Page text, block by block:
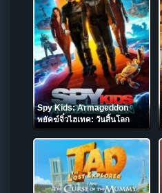
Spy Kids: Armageddon
พยัคฆ์จิ๋วไฮเทค: วันสิ้นโลก
(2023) NETFLIX